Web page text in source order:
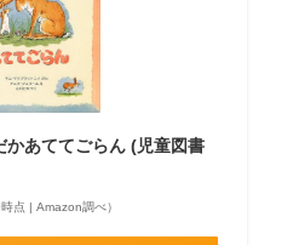
かあててごらん (児童図書
点 | Amazon調べ）